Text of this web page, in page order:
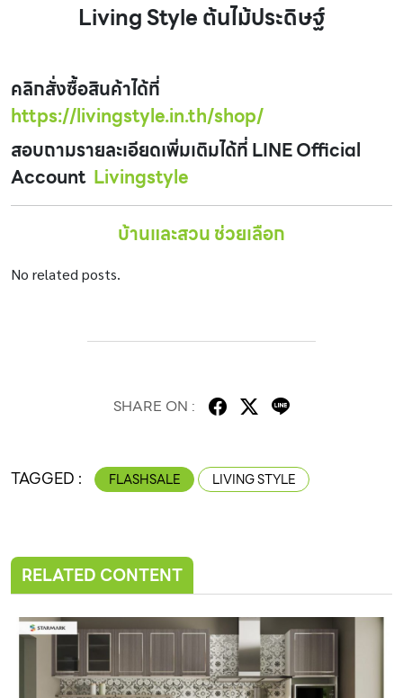
Living Style ต้นไม้ประดิษฐ์
คลิกสั่งซื้อสินค้าได้ที่
https://livingstyle.in.th/shop/
สอบถามรายละเอียดเพิ่มเติมได้ที่ LINE Official
Account Livingstyle
บ้านและสวน ช่วยเลือก
No related posts.
SHARE ON :
TAGGED : FLASHSALE LIVING STYLE
RELATED CONTENT